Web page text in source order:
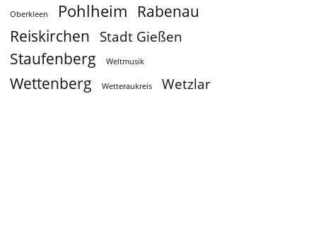
Oberkleen Pohlheim Rabenau
Reiskirchen Stadt Gießen
Staufenberg Weltmusik
Wettenberg Wetteraukreis Wetzlar